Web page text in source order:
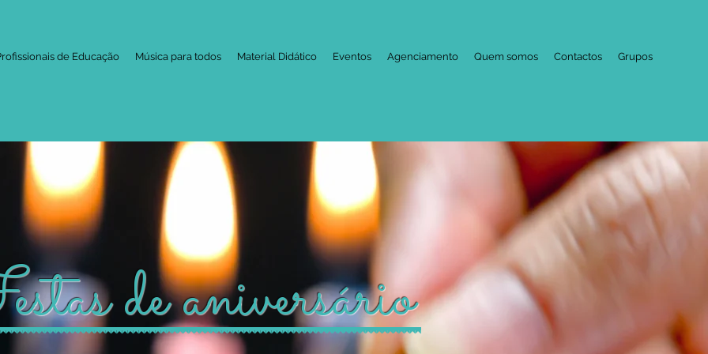
de Educação Música para todos Material Didático Eventos Agenciamento Quem somos Contactos Grupos
de aniversário